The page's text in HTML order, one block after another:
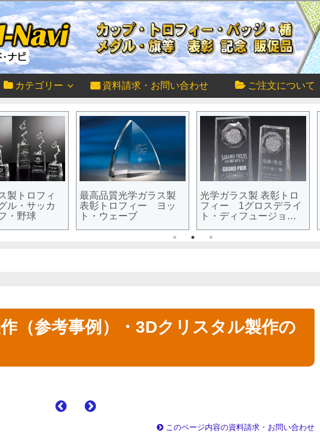
カテゴリー 資料請求・お問い合わせ ご注文について
製トロフィ
ル・サッカ
・野球
最高品質光学ガラス製
表彰トロフィー ヨッ
ト・ウェーブ
光学ガラス製 表彰トロ
フィー 1グロスデライ
ト・ディフュージョン
（参考事例）・3Dクリスタル製作の
このページ内容の資料請求・お問い合わせ